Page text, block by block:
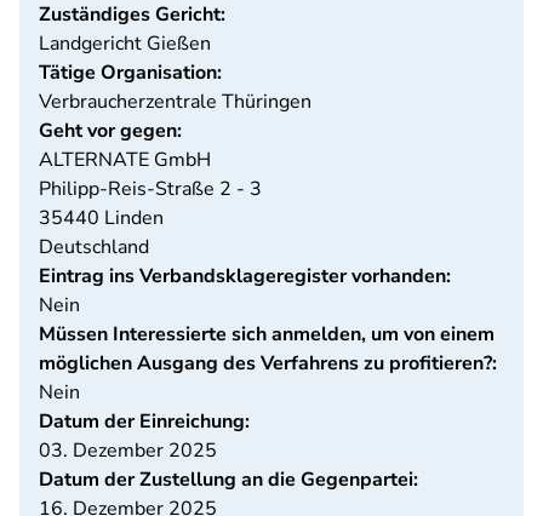
Zuständiges Gericht:
Landgericht Gießen
Tätige Organisation:
Verbraucherzentrale Thüringen
Geht vor gegen:
ALTERNATE GmbH
Philipp-Reis-Straße 2 - 3
35440 Linden
Deutschland
Eintrag ins Verbandsklageregister vorhanden:
Nein
Müssen Interessierte sich anmelden, um von einem
möglichen Ausgang des Verfahrens zu profitieren?:
Nein
Datum der Einreichung:
03. Dezember 2025
Datum der Zustellung an die Gegenpartei:
16. Dezember 2025